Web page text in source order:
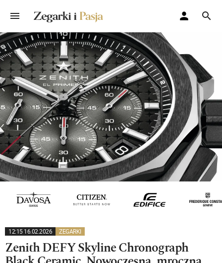
12:15 16.02.2026 ZEGARKI
Zenith DEFY Skyline Chronograph